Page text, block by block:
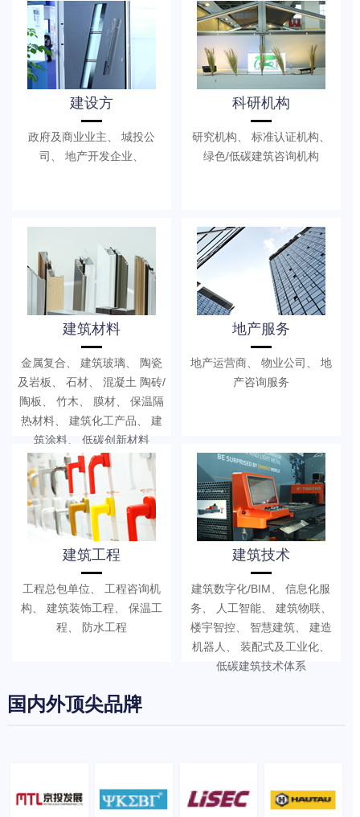
建设方
政府及商业业主、 城投公
司、 地产开发企业、
科研机构
研究机构、 标准认证机构、
绿色/低碳建筑咨询机构
建筑材料
金属复合、 建筑玻璃、 陶瓷
及岩板、 石材、 混凝土 陶砖/
陶板、 竹木、 膜材、 保温隔
热材料、 建筑化工产品、 建
筑涂料、 低碳创新材料
地产服务
地产运营商、 物业公司、 地
产咨询服务
建筑工程
工程总包单位、 工程咨询机
构、 建筑装饰工程、 保温工
程、 防水工程
建筑技术
建筑数字化/BIM、 信息化服
务、 人工智能、 建筑物联、
楼宇智控、 智慧建筑、 建造
机器人、 装配式及工业化、
低碳建筑技术体系
国内外顶尖品牌